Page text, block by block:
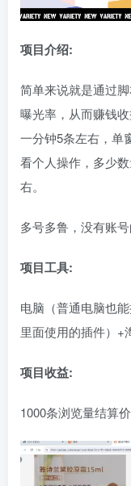
项目介绍:
简单来说就是通过
曝光率，从而赚钱
一分钟5条左右，单
看个人操作，多少
右。
多号多鲁，没有账
项目工具:
电脑（普通电脑也
里面使用的插件）+
项目收益:
1000条浏览量结算